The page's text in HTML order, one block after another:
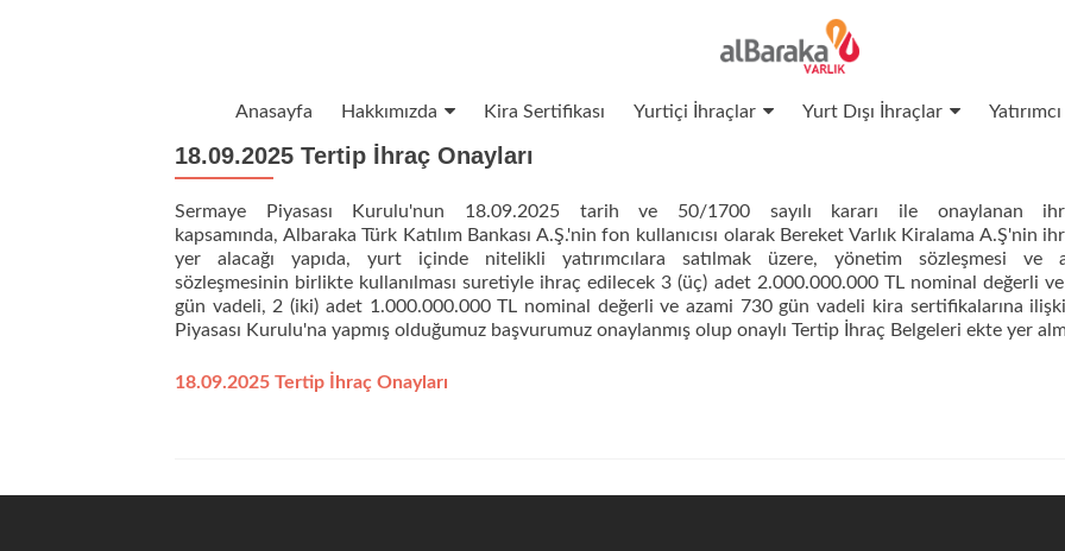
Anasayfa Hakkımızda Kira Sertifikası Yurtiçi İhraçlar Yurt Dışı İhraçlar
18.09.2025 Tertip İhraç Onayları
Sermaye Piyasası Kurulu'nun 18.09.2025 tarih ve 50/1700 sayılı kararı ile onaylanan
kapsamında, Albaraka Türk Katılım Bankası A.Ş.'nin fon kullanıcısı olarak Bereket Varlık Kiralama A.Ş'nin
yer alacağı yapıda, yurt içinde nitelikli yatırımcılara satılmak üzere, yönetim sözleşmesi ve
sözleşmesinin birlikte kullanılması suretiyle ihraç edilecek 3 (üç) adet 2.000.000.000 TL nominal değerli
gün vadeli, 2 (iki) adet 1.000.000.000 TL nominal değerli ve azami 730 gün vadeli kira sertifikalarına
Piyasası Kurulu'na yapmış olduğumuz başvurumuz onaylanmış olup onaylı Tertip İhraç Belgeleri ekte yer
18.09.2025 Tertip İhraç Onayları